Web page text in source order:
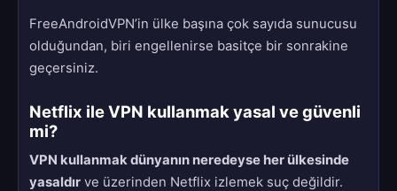
FreeAndroidVPN’in ülke başına çok sayıda sunucusu
olduğundan, biri engellenirse basitçe bir sonrakine
geçersiniz.
Netflix ile VPN kullanmak yasal ve güvenli
mi?
VPN kullanmak dünyanın neredeyse her ülkesinde
yasaldır ve üzerinden Netflix izlemek suç değildir.